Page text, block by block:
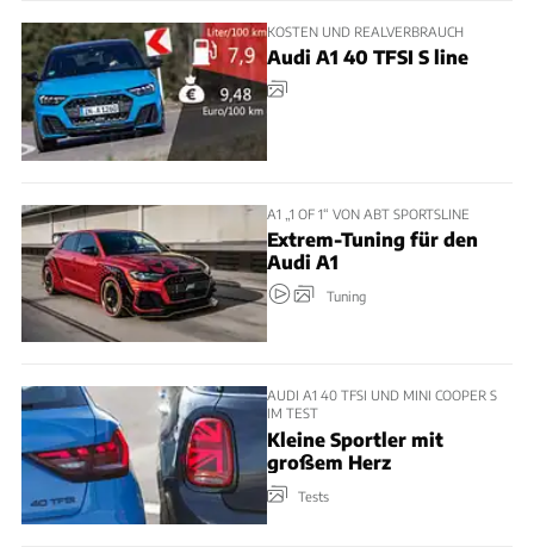
KOSTEN UND REALVERBRAUCH
Audi A1 40 TFSI S line
A1 „1 OF 1“ VON ABT SPORTSLINE
Extrem-Tuning für den
Audi A1
Tuning
AUDI A1 40 TFSI UND MINI COOPER S
IM TEST
Kleine Sportler mit
großem Herz
Tests